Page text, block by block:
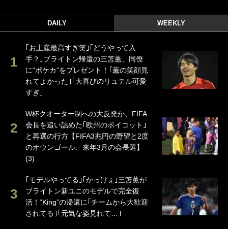
DAILY WEEKLY
｢お土産最高すぎ笑｣｢どうやって入
手？｣ブライトン帰還の三笘薫、同僚
に“ポケカ”をプレゼント！｢薫の笑顔見
れてよかった｣｢大喜びのリュテル可愛
すぎ｣
W杯クオーター制への大反発か、FIFA
会長を追い詰めた｢欧州のボイコット｣
と再選の行方【FIFA3兆円の野望と2度
のオウンゴール、来年3月の会長選】
(3)
｢モデルやってる｣｢かっけぇ｣三笘薫が
ブライトン新ユニのモデルで完全復
活！“King”の帰還に｢チームから大歓迎
されてる｣｢元気な姿見れて…｣